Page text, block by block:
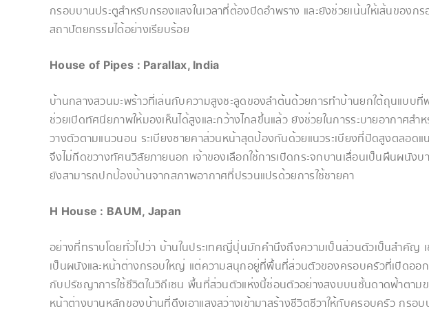
กรอบบานประตูสำหรับกรองแสงในเวลาที่ต้องปิดอำพราง และยังช่วยเน้นให้เส้นของ
สถาปัตยกรรมได้อย่างเรียบร้อย
House of Pipes : Parallax, India
บ้านกลางสวนมะพร้าวที่เล่นกับความสูงชะลูดของลำต้นด้วยการทำบ้านยกใต้ถุนแบบที่
ช่วยเปิดทัศนียภาพให้มองเห็นได้สูงและกว้างไกลขึ้นแล้ว ยังช่วยในการระบายอากาศสำ
วางตัวตามแนวนอน ระเบียงชายคาส่วนหน้าสุดป้องกันด้วยแนวระเบียงที่ปิดสูงตลอดแ
จึงไม่กีดขวางทัศนวิสัยภายนอก เจ้าของเลือกใช้การเปิดกระจกบานเลื่อนเป็นผืนผนัง
ยังสามารถปกป้องบ้านจากสภาพอากาศที่ปรวนแปรด้วยการใช้ชายคา
H House : BAUM, Japan
อย่างที่ทราบโดยทั่วไปว่า บ้านในประเทศญี่ปุ่นมักคำนึงถึงความเป็นส่วนตัวเป็นสำคัญ​
เป็นผนังและหน้าต่างกรอบใหญ่ แต่ความสนุกอยู่ที่พื้นที่ส่วนตัวของครอบครัวที่เปิดออ
กับปรัชญาการใช้ชีวิตในวิถีเซน พื้นที่ส่วนตัวแห่งนี้ซ่อนตัวอย่างสงบบนชั้นดาดฟ้าตาม
หน้าต่างบานหลักของบ้านที่ดึงเอาแสงสว่างเข้ามาสร้างชีวิตชีวาให้กับครอบครัว กรอ